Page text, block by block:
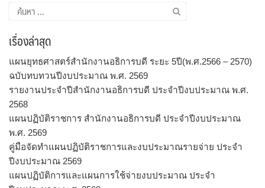
ค้นหา
สำหรับ:
เรื่องล่าสุด
แผนยุทธศาสตร์สำนักงานอธิการบดี ระยะ 5ปี(พ.ศ.2566 – 2570)
ฉบับทบทวนปีงบประมาณ พ.ศ. 2569
รายงานประจำปีสำนักงานอธิการบดี ประจำปีงบประมาณ พ.ศ.
2568
แผนปฏิบัติราชการ สำนักงานอธิการบดี ประจำปีงบประมาณ
พ.ศ. 2569
คู่มือจัดทำแผนปฏิบัติราชการและงบประมาณรายจ่าย ประจำ
ปีงบประมาณ 2569
แผนปฏิบัติการและแผนการใช้จ่ายงบประมาณ ประจำ